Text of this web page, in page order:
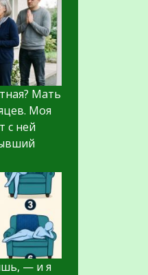
Мать
Моя
с ней
— и я